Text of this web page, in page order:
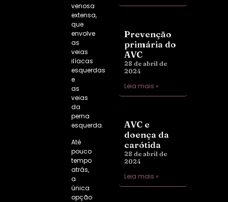
venosa
extensa,
que
envolve
as
veias
ilíacas
esquerdas
e
as
veias
da
perna
esquerda.
Até
pouco
tempo
atrás,
a
única
opção
Prevenção
primária do
AVC
28 de abril de
2024
Leia mais »
AVC e
doença da
carótida
28 de abril de
2024
Leia mais »